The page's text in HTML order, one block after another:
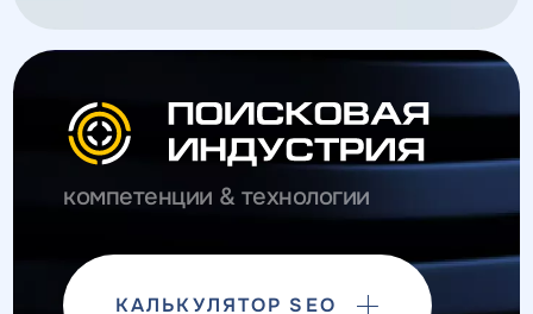
компетенции & технологии
КАЛЬКУЛЯТОР SEO